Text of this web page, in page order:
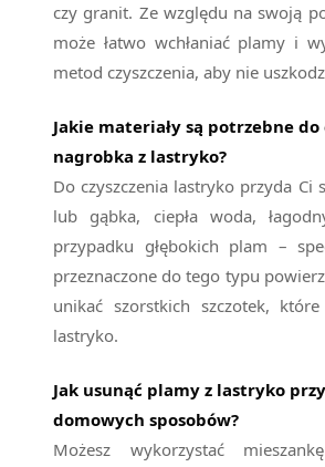
czy granit. Ze względu na swoją
może łatwo wchłaniać plamy i
metod czyszczenia, aby nie
Jakie materiały są potrzebne do
nagrobka z lastryko?
Do czyszczenia lastryko przyda Ci
lub gąbka, ciepła woda,
przypadku głębokich plam –
przeznaczone do tego typu
unikać szorstkich szczotek,
lastryko.
Jak usunąć plamy z lastryko
domowych sposobów?
Możesz wykorzystać